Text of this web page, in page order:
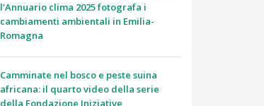
l’Annuario clima 2025 fotografa i
cambiamenti ambientali in Emilia-
Romagna
Camminate nel bosco e peste suina
africana: il quarto video della serie
della Fondazione Iniziative